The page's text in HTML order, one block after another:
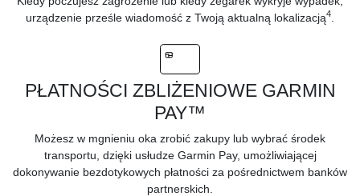
urządzenie prześle wiadomość z Twoją aktualną lokalizacją4
PŁATNOŚCI ZBLIŻENIOWE GARMIN
PAY™
Możesz w mgnieniu oka zrobić zakupy lub wybrać środek
transportu, dzięki usłudze Garmin Pay, umożliwiającej
dokonywanie bezdotykowych płatności za pośrednictwem banków
partnerskich.